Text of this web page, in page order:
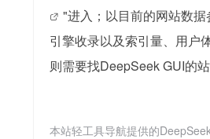
"进入；以目前的网站数
引擎收录以及索引量、用户
则需要找DeepSeek GUI的
本站轻工具导航提供的